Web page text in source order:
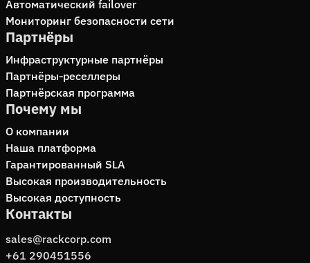
Автоматический failover
Мониторинг безопасности сети
Партнёры
Инфраструктурные партнёры
Партнёры‑реселлеры
Партнёрская программа
Почему мы
О компании
Наша платформа
Гарантированный SLA
Высокая производительность
Высокая доступность
Контакты
sales@rackcorp.com
+61 290451556